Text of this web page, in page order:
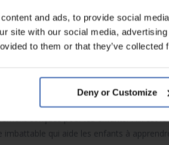
and ads, to provide social
site with our social media,
to them or that they’ve
Deny or Customize
avec la précision
conçues pour les enfants. Flik est
qui aide les enfants à